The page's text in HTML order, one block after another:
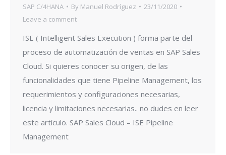
SAP C/4HANA By Manuel Rodríguez
23/11/2020
Leave a comment
ISE ( Intelligent Sales Execution ) forma parte del
proceso de automatización de ventas en SAP Sales
Cloud. Si quieres conocer su origen, de las
funcionalidades que tiene Pipeline Management, los
requerimientos y configuraciones necesarias,
licencia y limitaciones necesarias.. no dudes en leer
este artículo. SAP Sales Cloud – ISE Pipeline
Management